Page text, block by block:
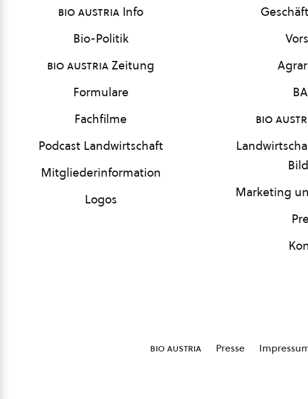
bio austria Info
Bio-Politik
bio austriaZeitung
Formulare
Fachfilme
Podcast Landwirtschaft
Mitgliederinformation
Logos
bio
Marketing
bio austria Presse